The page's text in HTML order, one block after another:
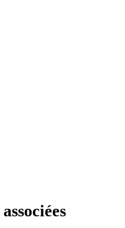
associées